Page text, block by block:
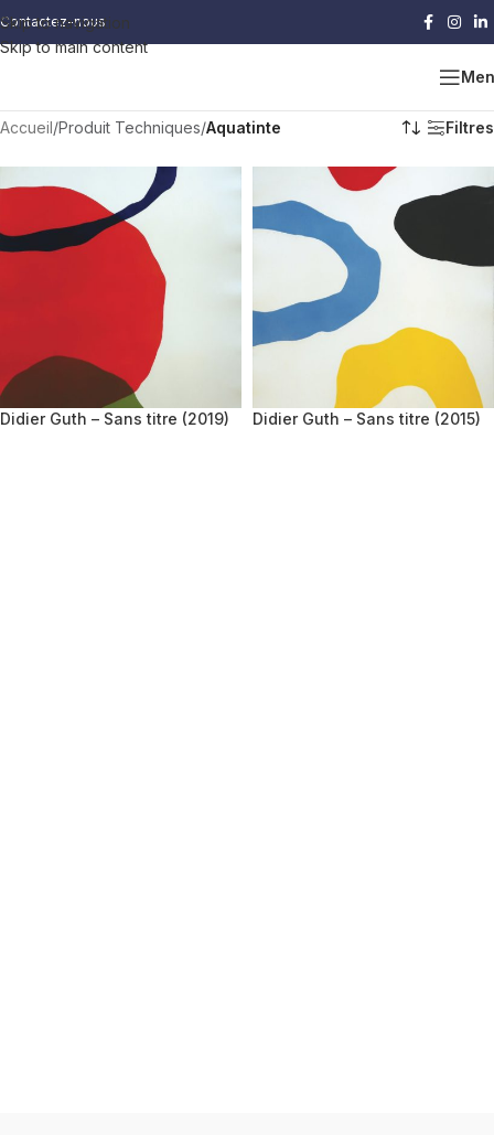
Skip to navigation
Skip to main content
Contactez-nous
Accueil/Produit Techniques/Aquatinte Filtres
Didier Guth – Sans titre (2019) Didier Guth – Sans titre (2015)